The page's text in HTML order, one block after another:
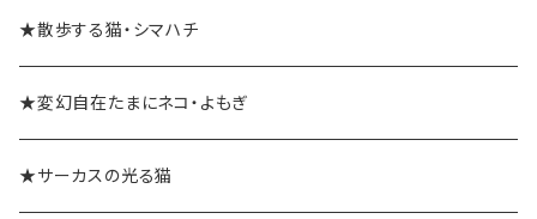
★散歩する猫・シマハチ
★変幻自在たまにネコ・よもぎ
★サーカスの光る猫